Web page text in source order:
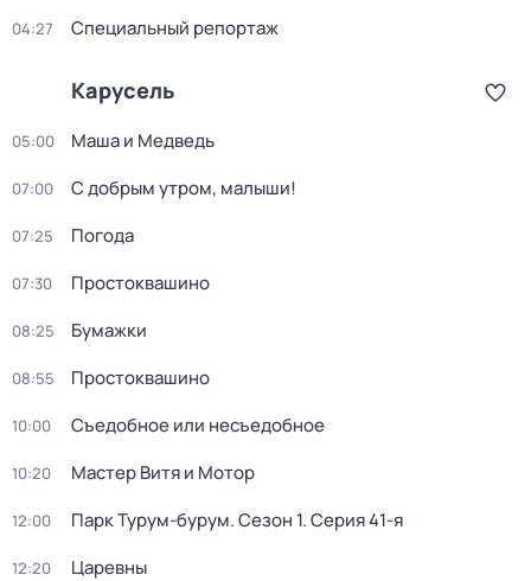
04:27 Специальный репортаж
Карусель
05:00 Маша и Медведь
07:00 С добрым утром, малыши!
07:25 Погода
07:30 Простоквашино
08:25 Бумажки
08:55 Простоквашино
10:00 Съедобное или несъедобное
10:20 Мастер Витя и Мотор
12:00 Парк Турум-бурум. Сезон 1. Серия 41-я
12:20 Царевны